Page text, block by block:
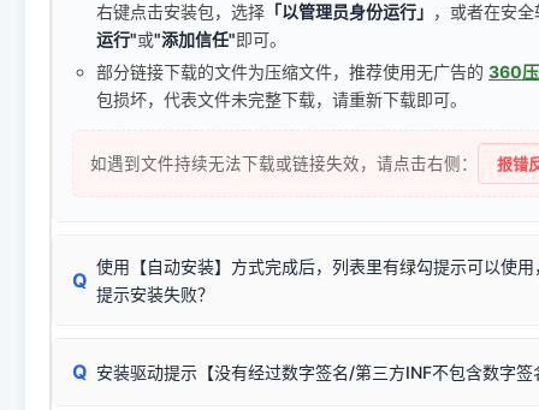
右键点击安装包，选择 「以管理员身份运行」 ，或者在安
运行"或"添加信任"即可。
部分链接下载的文件为压缩文件，推荐使用无广告的 360
包损坏，代表文件未完整下载，请重新下载即可。
如遇到文件持续无法下载或链接失效，请点击右侧： 报错
Q
使用【自动安装】方式完成后，列表里有绿勾提示可以使
提示安装失败？
由于本站驱动包集成了32位和64位驱动，自动安装程序在运
Q 安装驱动提示【没有经过数字签名/第三方INF不包含数字